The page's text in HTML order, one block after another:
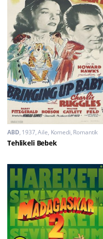
ABD 1937 Aile, Komedi, Romantik
Tehlikeli Bebek